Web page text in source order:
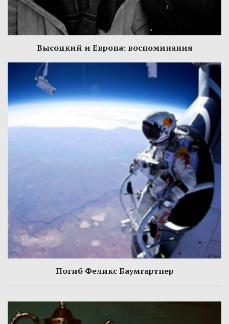
Высоцкий и Европа: воспоминания
Погиб Феликс Баумгартнер